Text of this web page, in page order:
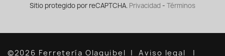
Sitio protegido por reCAPTCHA. Privacidad - Términos
©2026 Ferretería Olaguibel
Aviso legal